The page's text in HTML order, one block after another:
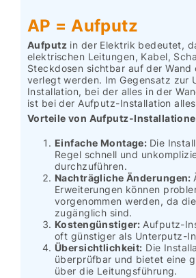
AP = Aufputz
Aufputz in der Elektrik bedeutet,
elektrischen Leitungen, Kabel,
Steckdosen sichtbar auf der Wand
verlegt werden. Im Gegensatz zur
Installation, bei der alles in der
ist bei der Aufputz-Installation
Vorteile von Aufputz-
Einfache Montage: Die
Regel schnell und
durchzuführen.
Nachträgliche Änderungen:
Erweiterungen können
vorgenommen werden, da
zugänglich sind.
Kostengünstiger: Aufputz-
oft günstiger als Unterputz-
Übersichtlichkeit: Die
überprüfbar und bietet eine
über die Leitungsführung.